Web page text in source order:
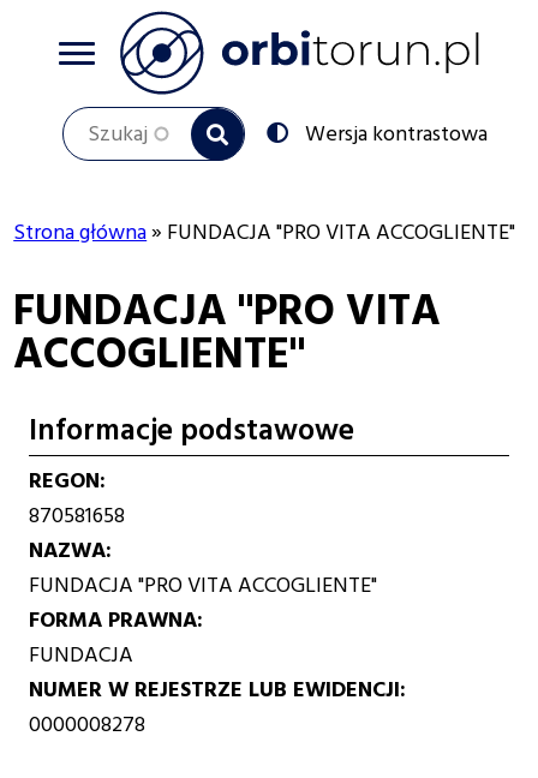
Szukaj
Przełącz
na:
Wersja kontrastowa
nawigacyjna
Strona główna FUNDACJA "PRO VITA ACCOGLIENTE"
FUNDACJA "PRO VITA
ACCOGLIENTE"
Informacje podstawowe
REGON
870581658
NAZWA
FUNDACJA "PRO VITA ACCOGLIENTE"
FORMA PRAWNA
FUNDACJA
NUMER W REJESTRZE LUB EWIDENCJI
0000008278